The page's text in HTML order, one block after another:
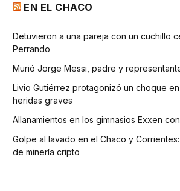
EN EL CHACO
Detuvieron a una pareja con un cuchillo
Perrando
Murió Jorge Messi, padre y
Livio Gutiérrez protagonizó un choque
heridas graves
Allanamientos en los gimnasios Exxen
Golpe al lavado en el Chaco y
de minería cripto